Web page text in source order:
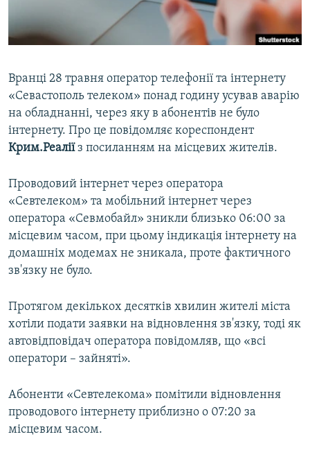
СВІДЧЕННЯ ОКУПАЦІЇ
ІНФОГРАФІКА
Русский
Qırımtatar
ДОЛУЧАЙСЯ!
Усі сайти RFE/RL
Вранці 28 травня оператор телефонії та інтернету
«Севастополь телеком» понад годину усував аварію
на обладнанні, через яку в абонентів не було
інтернету. Про це повідомляє кореспондент
Крим.Реаліїз посиланням на місцевих жителів.
Проводовий інтернет через оператора
«Севтелеком» та мобільний інтернет через
оператора «Севмобайл» зникли близько 06:00 за
місцевим часом, при цьому індикація інтернету на
домашніх модемах не зникала, проте фактичного
зв'язку не було.
Протягом декількох десятків хвилин жителі міста
хотіли подати заявки на відновлення зв'язку, тоді як
автовідповідач оператора повідомляв, що «всі
оператори – зайняті».
Абоненти «Севтелекома» помітили відновлення
проводового інтернету приблизно о 07:20 за
місцевим часом.